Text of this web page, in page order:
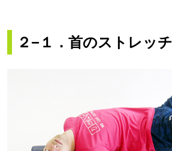
２−１．首のストレッチ